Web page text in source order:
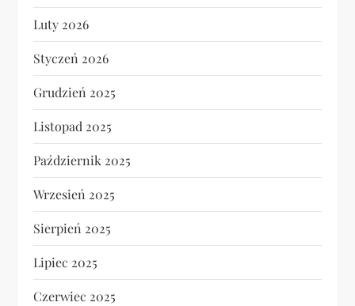
Luty 2026
Styczeń 2026
Grudzień 2025
Listopad 2025
Październik 2025
Wrzesień 2025
Sierpień 2025
Lipiec 2025
Czerwiec 2025